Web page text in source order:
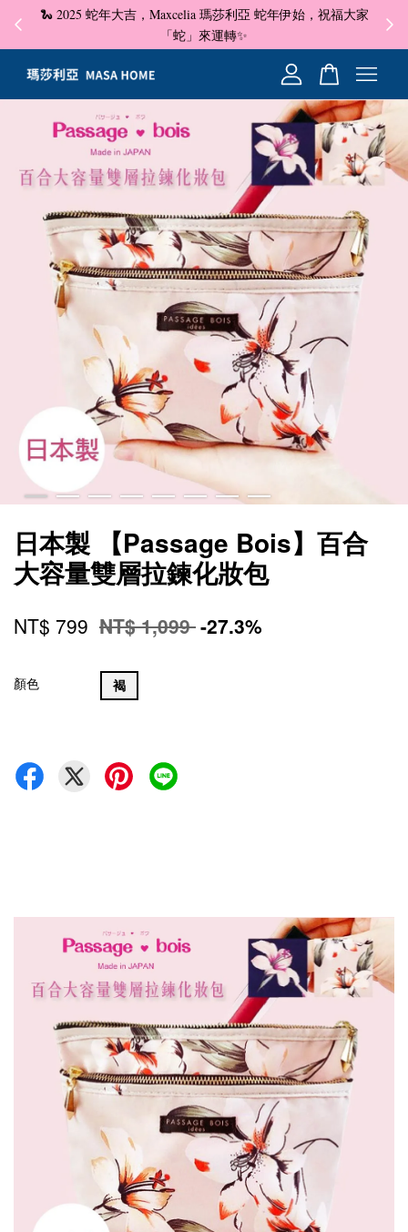
🐍 2025 蛇年大吉，Maxcelia 瑪莎利亞 蛇年伊始，祝福大家
「蛇」來運轉✨
✦
日本製 【Passage Bois】百合
大容量雙層拉鍊化妝包
NT$ 799 NT$ 1,099-27.3%
顏色 褐
您的購物車目前還是空的。